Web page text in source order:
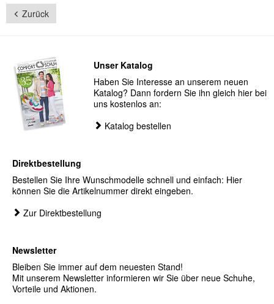
Zurück
Unser Katalog
Haben Sie Interesse an unserem neuen
Katalog? Dann fordern Sie ihn gleich hier bei
uns kostenlos an:
Katalog bestellen
Direktbestellung
Bestellen Sie Ihre Wunschmodelle schnell und einfach: Hier
können Sie die Artikelnummer direkt eingeben.
Zur Direktbestellung
Newsletter
Bleiben Sie immer auf dem neuesten Stand!
Mit unserem Newsletter informieren wir Sie über neue Schuhe,
Vorteile und Aktionen.